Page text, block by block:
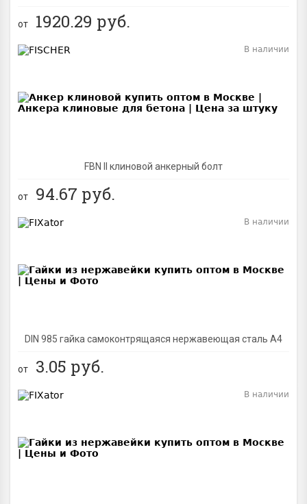
от 1920.29 руб.
FBN II клиновой анкерный болт
В наличии
от 94.67 руб.
DIN 985 гайка самоконтрящаяся нержавеющая сталь A4
В наличии
от 3.05 руб.
В наличии